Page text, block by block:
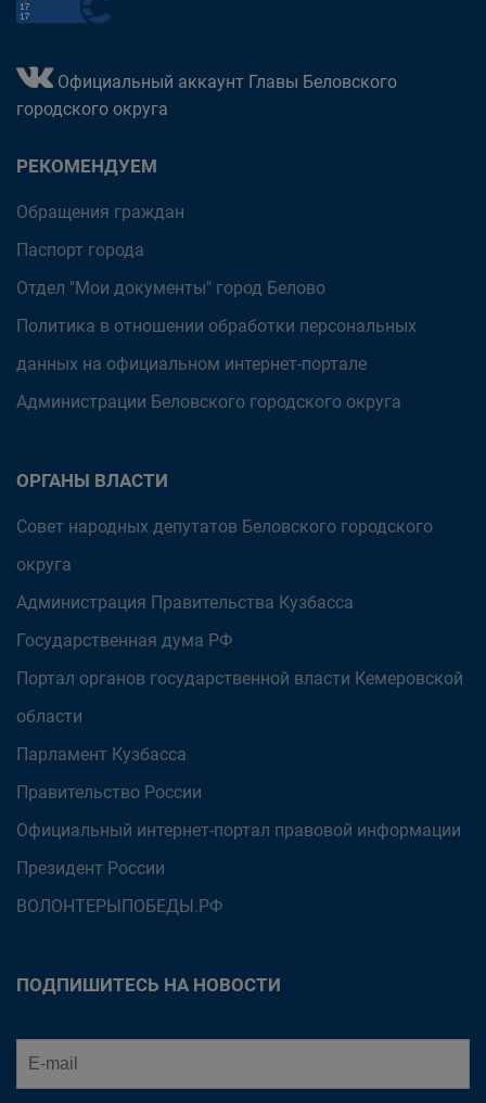
Официальный аккаунт Главы Беловского
городского округа
РЕКОМЕНДУЕМ
Обращения граждан
Паспорт города
Отдел "Мои документы" город Белово
Политика в отношении обработки персональных
данных на официальном интернет-портале
Администрации Беловского городского округа
ОРГАНЫ ВЛАСТИ
Совет народных депутатов Беловского городского
округа
Администрация Правительства Кузбасса
Государственная дума РФ
Портал органов государственной власти Кемеровской
области
Парламент Кузбасса
Правительство России
Официальный интернет-портал правовой информации
Президент России
ВОЛОНТЕРЫПОБЕДЫ.РФ
ПОДПИШИТЕСЬ НА НОВОСТИ